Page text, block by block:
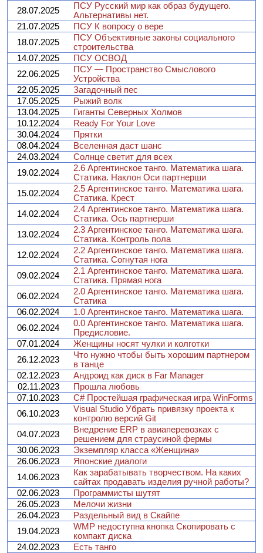
28.07.2025
ПСУ Русский мир как образ будущего.
Альтернативы нет.
21.07.2025
ПСУ К вопросу о вере
18.07.2025
ПСУ Объективные законы социального
строительства
14.07.2025
ПСУ ОСВОД
22.06.2025
ПСУ — Пространство Смыслового
Устройства
22.05.2025
Загадочный пес
17.05.2025
Рыжий волк
13.04.2025
Гиганты Северных Холмов
10.12.2024
Ready For Your Love
30.04.2024
Прятки
08.04.2024
Вселенная даст шанс
24.03.2024
Солнце светит для всех
19.02.2024
2.6 Аргентинское танго. Математика шага.
Статика. Наклон Оси партнерши
15.02.2024
2.5 Аргентинское танго. Математика шага.
Статика. Крест
14.02.2024
2.4 Аргентинское танго. Математика шага.
Статика. Ось партнерши
13.02.2024
2.3 Аргентинское танго. Математика шага.
Статика. Контроль пола
12.02.2024
2.2 Аргентинское танго. Математика шага.
Статика. Согнутая нога
09.02.2024
2.1 Аргентинское танго. Математика шага.
Статика. Прямая нога
06.02.2024
2.0 Аргентинское танго. Математика шага.
Статика
06.02.2024
1.0 Аргентинское танго. Математика шага.
06.02.2024
0.0 Аргентинское танго. Математика шага.
Предисловие.
07.01.2024
Женщины носят чулки и колготки
26.12.2023
Что нужно чтобы быть хорошим партнером
в танце
02.12.2023
Андроид как диск в Far Manager
02.11.2023
Прошла любовь
07.10.2023
C# Простейшая графическая игра WinForms
06.10.2023
Visual Studio Убрать привязку проекта к
контролю версий Git
04.07.2023
Внедрение ERP в авиаперевозках с
решением для страусиной фермы
30.06.2023
Экземпляр класса «Женщина»
26.06.2023
Японские диалоги
14.06.2023
Как зарабатывать творчеством. На каких
сайтах продавать изделия ручной работы?
02.06.2023
Программисты шутят
26.05.2023
Мелочи жизни
26.04.2023
Раздельный вид в Скайпе
19.04.2023
WMP недоступна кнопка Скопировать с
компакт диска
24.02.2023
Есть танго